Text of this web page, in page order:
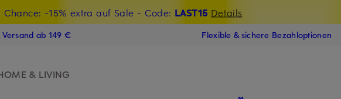
Chance: -15% extra auf Sale - Code: LAST15 Details
Willkommensgutschein mit Beyond sichern
ab 149 € Flexible & sichere Bezahloptionen
& LIVING